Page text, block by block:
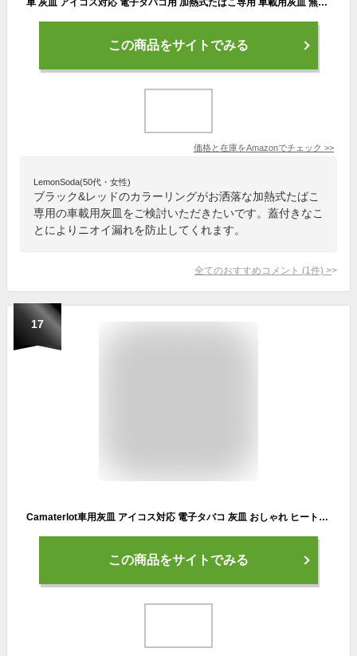
この商品をサイトでみる
価格と在庫をAmazonでチェック >>
LemonSoda(50代・女性)
ブラック&レッドのカラーリングがお洒落な加熱式たばこ
専用の車載用灰皿をご検討いただきたいです。蓋付きなこ
とによりニオイ漏れを防止してくれます。
全てのおすすめコメント (1 件) >
17
Camaterlot車用灰皿 アイコス対応 電子タバコ 灰皿 おしゃれ ヒートスティック 加熱式タバコ専用 煙と匂いが漏れない 大容量 卓上・屋外・室内兼用 (レッド)
この商品をサイトでみる